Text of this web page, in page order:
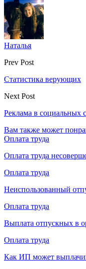
Наталья
Prev Post
Статистика верующих
Next Post
Реклама в социальных
Вам также может
Оплата труда
Оплата труда
Оплата труда
Неиспользованный
Оплата труда
Выплата отпускных в
Оплата труда
Как ИП может